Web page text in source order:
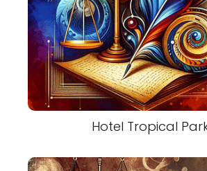
Hotel Tropical